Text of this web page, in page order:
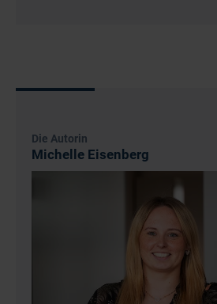
Die Autorin
Michelle Eisenberg